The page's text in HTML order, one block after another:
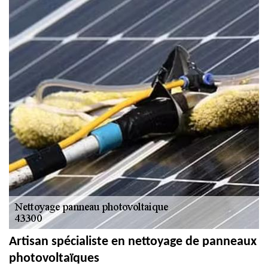
Artisan spécialiste en nettoyage de panneaux
photovoltaïques